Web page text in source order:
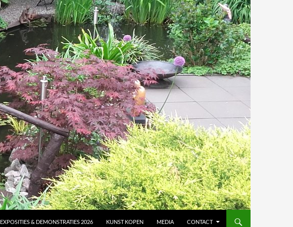
EXPOSITIES & DEMONSTRATIES 2026 KUNST KOPEN MEDIA CONTACT